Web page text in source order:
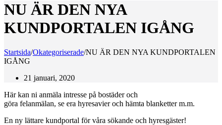
NU ÄR DEN NYA
KUNDPORTALEN IGÅNG
Startsida/Okategoriserade/NU ÄR DEN NYA KUNDPORTALEN
IGÅNG
21 januari, 2020
Här kan ni anmäla intresse på bostäder och
göra felanmälan, se era hyresavier och hämta blanketter m.m.
En ny lättare kundportal för våra sökande och hyresgäster!